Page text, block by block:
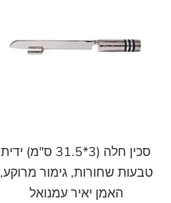
הוסף לעגלה
סכין חלה (3*31.5 ס"מ) ידית
טבעות שחורות, גימור מרוקע,
האמן יאיר עמנואל